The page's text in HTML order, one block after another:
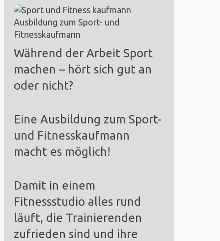
Ausbildung zum Sport- und
Fitnesskaufmann
Während der Arbeit Sport
machen – hört sich gut an
oder nicht?
Eine Ausbildung zum Sport-
und Fitnesskaufmann
macht es möglich!
Damit in einem
Fitnessstudio alles rund
läuft, die Trainierenden
zufrieden sind und ihre